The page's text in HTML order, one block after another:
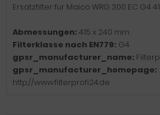
Ersatzfilter für Maico WRG 300 EC G4
Abmessungen: 415 x 240 mm
Filterklasse nach EN779: G4
gpsr_manufacturer_name:
gpsr_manufacturer_homepage:
http://www.filterprofi24.de